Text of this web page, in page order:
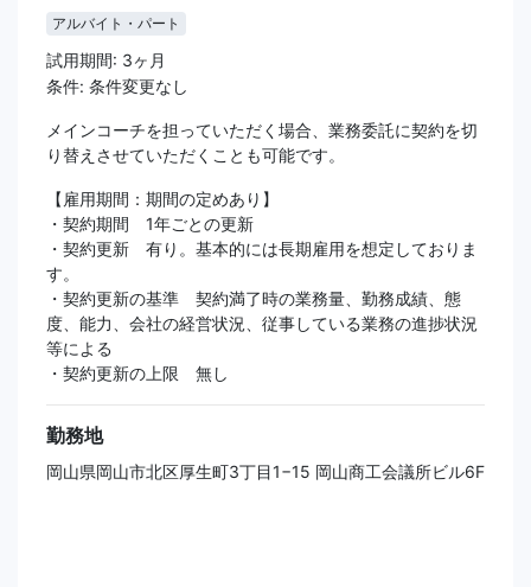
アルバイト・パート
試用期間: 3ヶ月
条件: 条件変更なし
メインコーチを担っていただく場合、業務委託に契約を切
り替えさせていただくことも可能です。
【雇用期間：期間の定めあり】
・契約期間 1年ごとの更新
・契約更新 有り。基本的には長期雇用を想定しておりま
す。
・契約更新の基準 契約満了時の業務量、勤務成績、態
度、能力、会社の経営状況、従事している業務の進捗状況
等による
・契約更新の上限 無し
勤務地
岡山県岡山市北区厚生町3丁目1−15 岡山商工会議所ビル6F